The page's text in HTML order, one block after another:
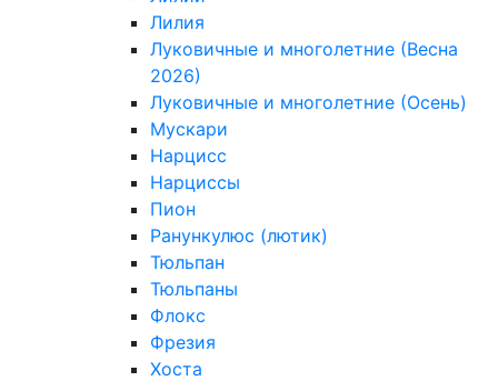
Лилия
Луковичные и многолетние (Весна
2026)
Луковичные и многолетние (Осень)
Мускари
Нарцисс
Нарциссы
Пион
Ранункулюс (лютик)
Тюльпан
Тюльпаны
Флокс
Фрезия
Хоста